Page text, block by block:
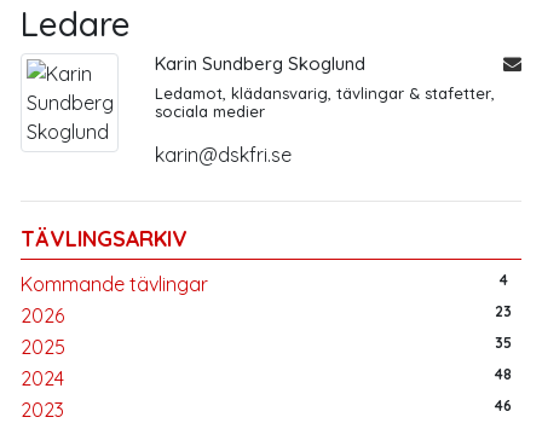
TÄVLINGSARKIV
Kommande tävlingar 4
2026 23
2025 35
2024 48
2023 46
Ledare
Karin Sundberg Skoglund
Ledamot, klädansvarig, tävlingar & stafetter,
sociala medier
karin@dskfri.se